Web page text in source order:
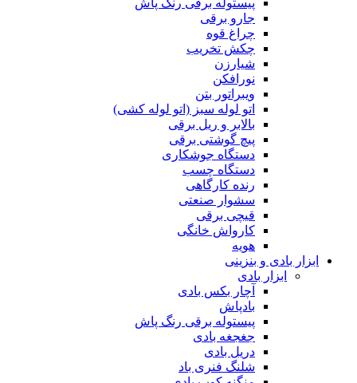
پیستوله برقی رنگ پاش
جارو برقی
چراغ قوه
چکش تخریب
شیارزن
نورافکن
ویبراتور بتن
اتو لوله سبز (اتو لوله کشی)
بالابر و ریل برقی
پیچ گوشتی برقی
دستگاه جوشکاری
دستگاه چسب
رنده کارگاهی
سشوار صنعتی
قیچی برقی
کارواش خانگی
هویه
ابزار بادی و بنزینی
ابزار بادی
آچار بکس بادی
بادپاش
پیستوله برقی رنگ پاش
جغجغه بادی
دریل بادی
شلنگ فنری باد